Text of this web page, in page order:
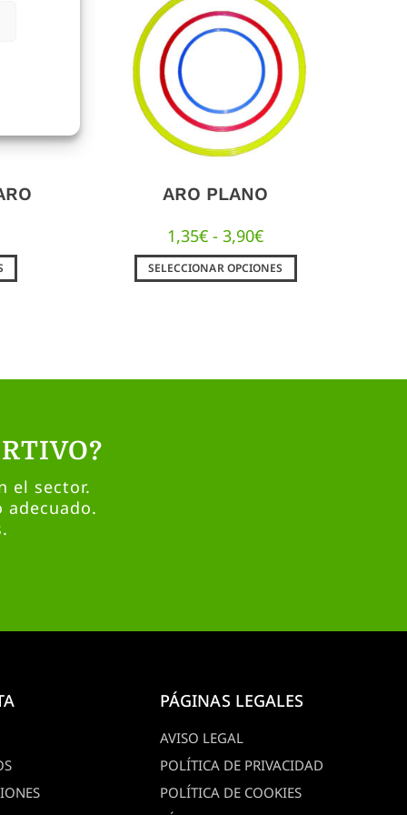
ARO PLANO
1,35€ - 3,90€
SELECCIONAR OPCIONES
el sector.
PÁGINAS LEGALES
AVISO LEGAL
POLÍTICA DE PRIVACIDAD
POLÍTICA DE COOKIES